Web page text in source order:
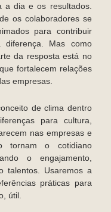
a dia e os resultados.
os colaboradores se
para contribuir
Mas como
da resposta está no
fortalecem relações
empresas.
de clima dentro
para cultura,
nas empresas e
tornam o cotidiano
o engajamento,
talentos. Usaremos a
práticas para
útil.